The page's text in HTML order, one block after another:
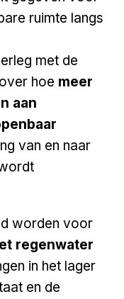
ruimte langs
met de
hoe meer
aan
van en naar
worden voor
regenwater
in het lager
en de